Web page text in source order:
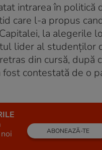
intrarea în politică
care l-a propus
la alegerile
lider al studenților
din cursă, după
fost contestată de o
ABONEAZĂ-TE